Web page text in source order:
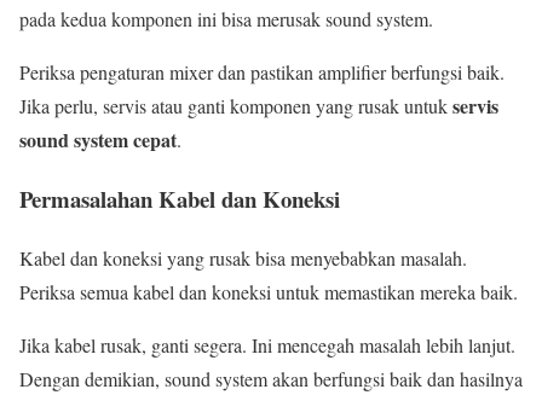
pada kedua komponen ini bisa merusak sound system.
Periksa pengaturan mixer dan pastikan amplifier berfungsi baik.
Jika perlu, servis atau ganti komponen yang rusak untukservis
sound system cepat.
Permasalahan Kabel dan Koneksi
Kabel dan koneksi yang rusak bisa menyebabkan masalah.
Periksa semua kabel dan koneksi untuk memastikan mereka baik.
Jika kabel rusak, ganti segera. Ini mencegah masalah lebih lanjut.
Dengan demikian, sound system akan berfungsi baik dan hasilnya